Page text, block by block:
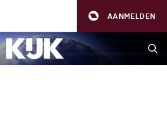
AANMELDEN